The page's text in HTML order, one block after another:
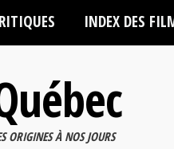
INDEX DES
ORIGINES À NOS JOURS